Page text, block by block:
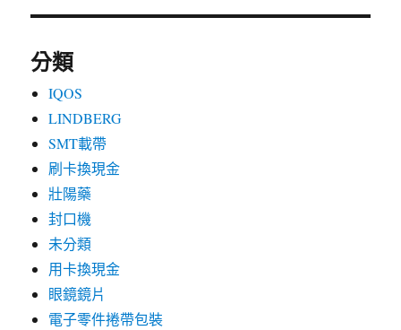
分類
IQOS
LINDBERG
SMT載帶
刷卡換現金
壯陽藥
封口機
未分類
用卡換現金
眼鏡鏡片
電子零件捲帶包裝